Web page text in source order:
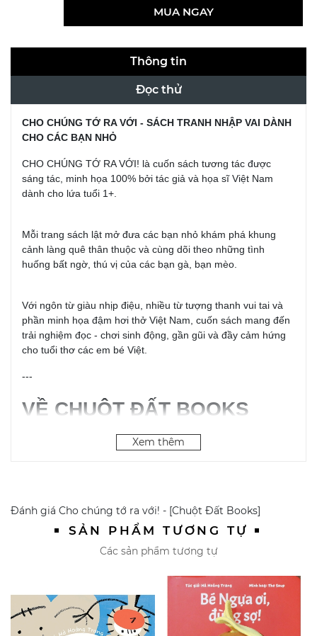
MUA NGAY
Thông tin
Đọc thử
CHO CHÚNG TỚ RA VỚI - SÁCH TRANH NHẬP VAI DÀNH
CHO CÁC BẠN NHỎ
CHO CHÚNG TỚ RA VỚI! là cuốn sách tương tác được
sáng tác, minh họa 100% bởi tác giả và họa sĩ Việt Nam
dành cho lứa tuổi 1+.
Mỗi trang sách lật mở đưa các bạn nhỏ khám phá khung
cảnh làng quê thân thuộc và cùng dõi theo những tình
huống bất ngờ, thú vị của các bạn gà, bạn mèo.
Với ngôn từ giàu nhịp điệu, nhiều từ tượng thanh vui tai và
phần minh họa đậm hơi thở Việt Nam, cuốn sách mang đến
trải nghiệm đọc - chơi sinh động, gần gũi và đầy cảm hứng
cho tuổi thơ các em bé Việt.
---
VỀ CHUỘT ĐẤT BOOKS
Chuột Đất Books là thương hiệu sách truyện trẻ em tại Việt
Nam với mong muốn mang đến cho các bạn nhỏ những
cho trẻ!
Xem thêm
Đánh giá Cho chúng tớ ra với! - [Chuột Đất Books]
SẢN PHẨM TƯƠNG TỰ
Các sản phẩm tương tự